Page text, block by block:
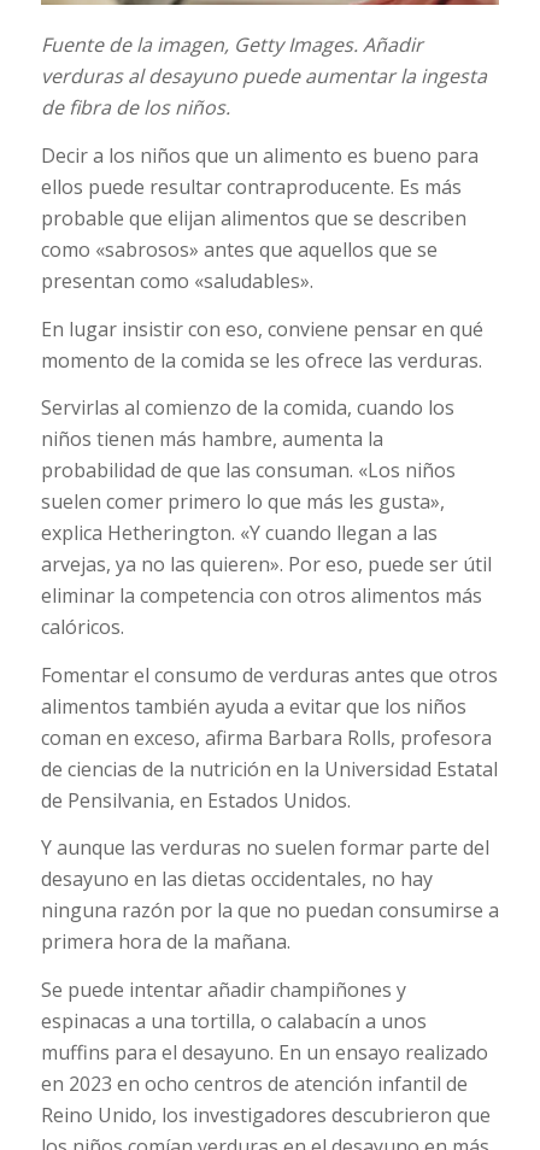
Fuente de la imagen, Getty Images. Añadir
verduras al desayuno puede aumentar la ingesta
de fibra de los niños.
Decir a los niños que un alimento es bueno para
ellos puede resultar contraproducente. Es más
probable que elijan alimentos que se describen
como «sabrosos» antes que aquellos que se
presentan como «saludables».
En lugar insistir con eso, conviene pensar en qué
momento de la comida se les ofrece las verduras.
Servirlas al comienzo de la comida, cuando los
niños tienen más hambre, aumenta la
probabilidad de que las consuman. «Los niños
suelen comer primero lo que más les gusta»,
explica Hetherington. «Y cuando llegan a las
arvejas, ya no las quieren». Por eso, puede ser útil
eliminar la competencia con otros alimentos más
calóricos.
Fomentar el consumo de verduras antes que otros
alimentos también ayuda a evitar que los niños
coman en exceso, afirma Barbara Rolls, profesora
de ciencias de la nutrición en la Universidad Estatal
de Pensilvania, en Estados Unidos.
Y aunque las verduras no suelen formar parte del
desayuno en las dietas occidentales, no hay
ninguna razón por la que no puedan consumirse a
primera hora de la mañana.
Se puede intentar añadir champiñones y
espinacas a una tortilla, o calabacín a unos
muffins para el desayuno. En un ensayo realizado
en 2023 en ocho centros de atención infantil de
Reino Unido, los investigadores descubrieron que